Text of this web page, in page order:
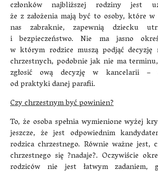
członków najbliższej rodziny jest
że z założenia mają być to osoby, które
nas zabraknie, zapewnią dziecku
i bezpieczeństwo. Nie ma jasno
w którym rodzice muszą podjąć
chrzestnych, podobnie jak nie ma
zgłosić ową decyzję w kancelarii –
od praktyki danej parafii.
Czy chrzestnym być powinien?
To, że osoba spełnia wymienione wyżej
jeszcze, że jest odpowiednim
rodzica chrzestnego. Równie ważne jest,
chrzestnego się ?nadaje?. Oczywiście
rodziców nie jest łatwym zadaniem,